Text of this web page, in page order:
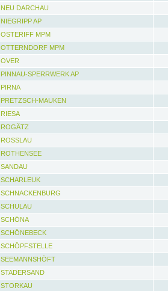
NEU DARCHAU
NIEGRIPP AP
OSTERIFF MPM
OTTERNDORF MPM
OVER
PINNAU-SPERRWERK AP
PIRNA
PRETZSCH-MAUKEN
RIESA
ROGÄTZ
ROSSLAU
ROTHENSEE
SANDAU
SCHARLEUK
SCHNACKENBURG
SCHULAU
SCHÖNA
SCHÖNEBECK
SCHÖPFSTELLE
SEEMANNSHÖFT
STADERSAND
STORKAU